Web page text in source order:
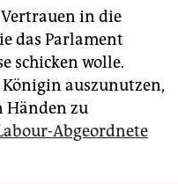
in die
das Parlament
schicken wolle.
Königin auszunutzen,
Händen zu
Abgeordnete